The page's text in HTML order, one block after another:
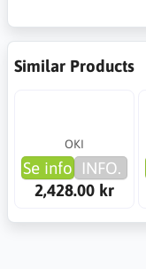
Similar Products
OKI
Se info INFO.
2,428.00 kr